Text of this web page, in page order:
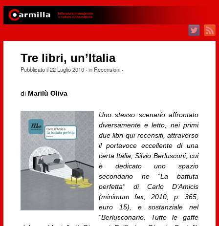
Tre libri, un’Italia
Pubblicato il22 Luglio 2010· in Recensioni·
di Marilù Oliva
Uno stesso scenario affrontato
diversamente e letto, nei primi
due libri qui recensiti, attraverso
il portavoce eccellente di una
certa Italia, Silvio Berlusconi, cui
è dedicato uno spazio
secondario ne “La battuta
perfetta” di Carlo D’Amicis
(minimum fax, 2010, p. 365,
euro 15), e sostanziale nel
“Berlusconario. Tutte le gaffe